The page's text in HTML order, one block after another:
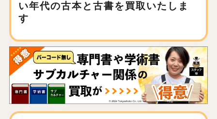
い年代の古本と古書を買取いたしま
す